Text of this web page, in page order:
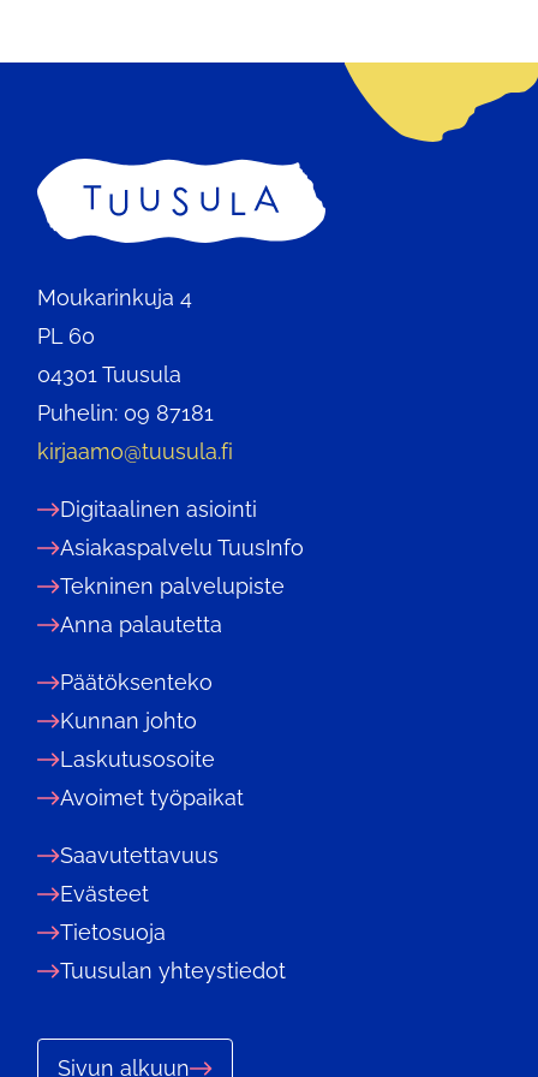
Etusivu
Moukarinkuja 4
PL 60
04301 Tuusula
Puhelin: 09 87181
kirjaamo@tuusula.fi
Digitaalinen asiointi
Asiakaspalvelu TuusInfo
Tekninen palvelupiste
Anna palautetta
Päätöksenteko
Kunnan johto
Laskutusosoite
Avoimet työpaikat
Saavutettavuus
Evästeet
Tietosuoja
Tuusulan yhteystiedot
Sivun alkuun